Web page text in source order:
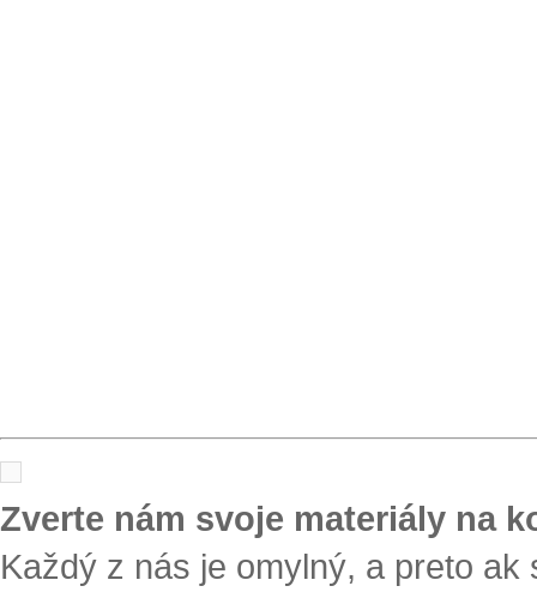
Zverte nám svoje materiály na
Každý z nás je omylný, a preto